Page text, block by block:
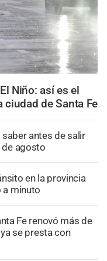
Niño: así es el
de Santa Fe
antes de salir
de agosto
en la provincia
a minuto
Fe renovó más de
se presta con